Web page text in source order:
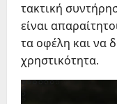
τακτική
είναι
τα οφέλη και να
χρηστικότητα.